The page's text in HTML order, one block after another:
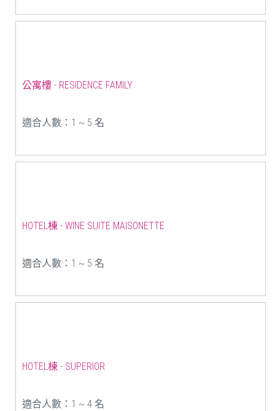
公寓樓 - RESIDENCE FAMILY
適合人數：1 ~ 5 名
HOTEL棟 - WINE SUITE MAISONETTE
適合人數：1 ~ 5 名
HOTEL棟 - SUPERIOR
適合人數：1 ~ 4 名